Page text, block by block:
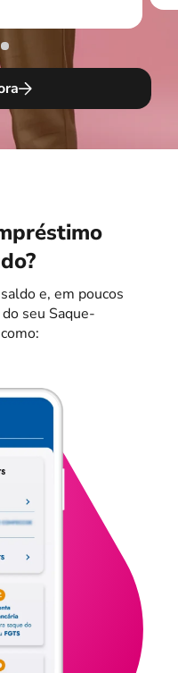
e, em poucos
seu Saque-